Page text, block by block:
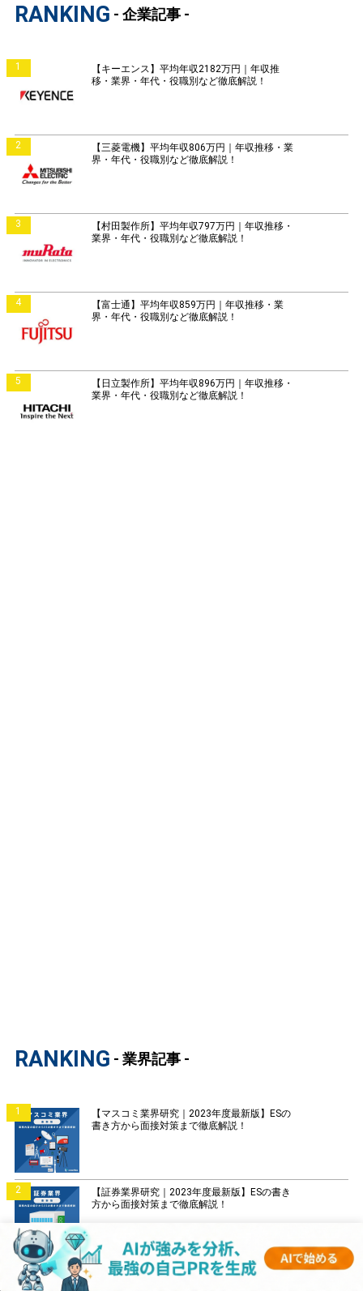
RANKING - 企業記事 -
1
【キーエンス】平均年収2182万円｜年収推
移・業界・年代・役職別など徹底解説！
2
【三菱電機】平均年収806万円｜年収推移・業
界・年代・役職別など徹底解説！
3
【村田製作所】平均年収797万円｜年収推移・
業界・年代・役職別など徹底解説！
4
【富士通】平均年収859万円｜年収推移・業
界・年代・役職別など徹底解説！
5
【日立製作所】平均年収896万円｜年収推移・
業界・年代・役職別など徹底解説！
RANKING - 業界記事 -
1
【マスコミ業界研究｜2023年度最新版】ESの
書き方から面接対策まで徹底解説！
2
【証券業界研究｜2023年度最新版】ESの書き
方から面接対策まで徹底解説！
3
【銀行業界研究｜2023年度最新版】ESの書き